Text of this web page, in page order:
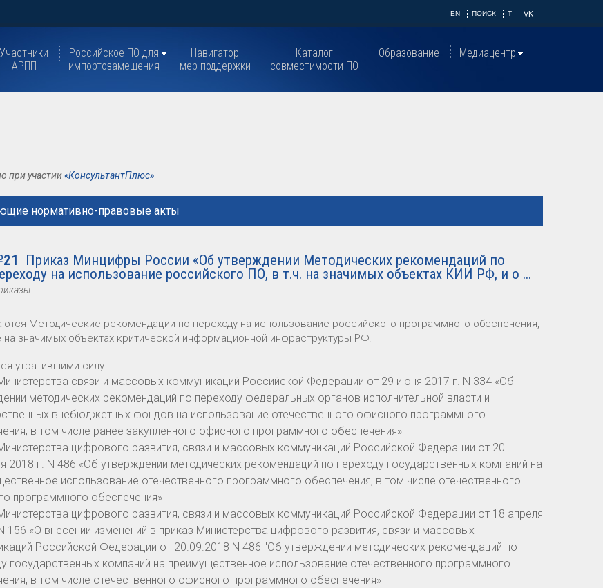
EN ПОИСК T VK
Участники
АРПП
Российское ПО для
импортозамещения
Навигатор
мер поддержки
Каталог
совместимости ПО
Образование Медиацентр
при участии«КонсультантПлюс»
нормативно-правовые акты
21
Приказ Минцифры России «Об утверждении Методических рекомендаций по
на использование российского ПО, в т.ч. на значимых объектах КИИ РФ, и о ...
Методические рекомендации по переходу на использование российского программного обеспечения,
на значимых объектах критической информационной инфраструктуры РФ.
утратившими силу:
связи и массовых коммуникаций Российской Федерации от 29 июня 2017 г. N 334 «Об
методических рекомендаций по переходу федеральных органов исполнительной власти и
внебюджетных фондов на использование отечественного офисного программного
в том числе ранее закупленного офисного программного обеспечения»
цифрового развития, связи и массовых коммуникаций Российской Федерации от 20
2018 г. N 486 «Об утверждении методических рекомендаций по переходу государственных компаний на
использование отечественного программного обеспечения, в том числе отечественного
программного обеспечения»
цифрового развития, связи и массовых коммуникаций Российской Федерации от 18 апреля
156 «О внесении изменений в приказ Министерства цифрового развития, связи и массовых
Российской Федерации от 20.09.2018 N 486 "Об утверждении методических рекомендаций по
государственных компаний на преимущественное использование отечественного программного
в том числе отечественного офисного программного обеспечения»